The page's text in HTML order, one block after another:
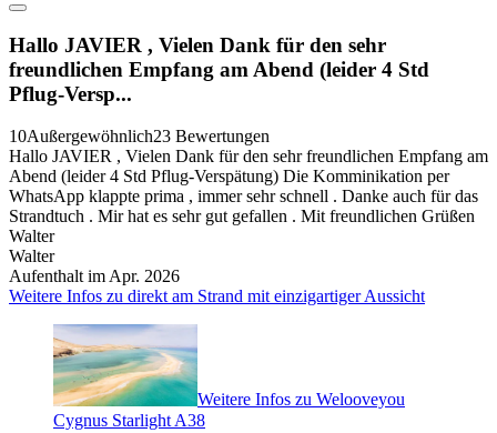
Hallo JAVIER , Vielen Dank für den sehr
freundlichen Empfang am Abend (leider 4 Std
Pflug-Versp...
10Außergewöhnlich23 Bewertungen
Hallo JAVIER , Vielen Dank für den sehr freundlichen Empfang am
Abend (leider 4 Std Pflug-Verspätung) Die Komminikation per
WhatsApp klappte prima , immer sehr schnell . Danke auch für das
Strandtuch . Mir hat es sehr gut gefallen . Mit freundlichen Grüßen
Walter
Walter
Aufenthalt im Apr. 2026
Weitere Infos zu direkt am Strand mit einzigartiger Aussicht
Weitere Infos zu Welooveyou
Cygnus Starlight A38